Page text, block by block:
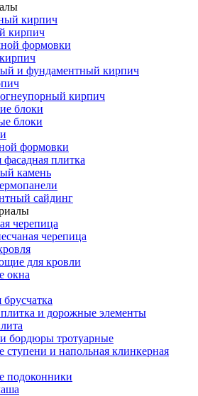
кирпич
кирпич
формовки
и фундаментный кирпич
кирпич
блоки
блоки
формовки
плитка
камень
сайдинг
черепица
черепица
для кровли
окна
плитка и дорожные элементы
бордюры тротуарные
ступени и напольная клинкерная
подоконники